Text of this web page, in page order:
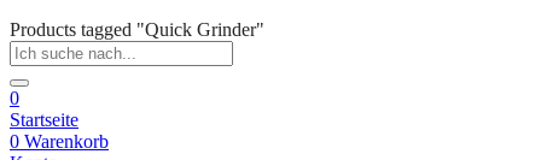
Products tagged "Quick Grinder"
0
Startseite
0 Warenkorb